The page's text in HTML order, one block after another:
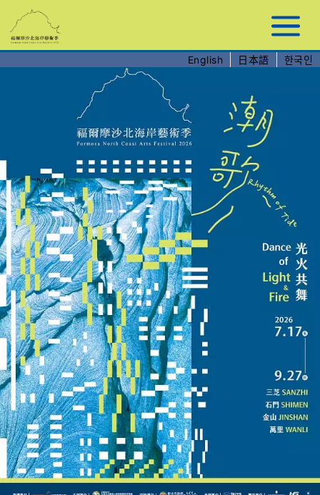
要
內
English 日本語 한국인